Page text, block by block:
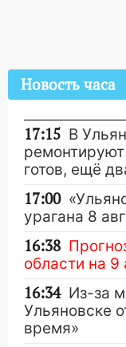
Новость часа
17:15 В
готов, ещё
17:00
урагана 8
16:38
области на 9
16:34 Из-за
Ульяновске
время»